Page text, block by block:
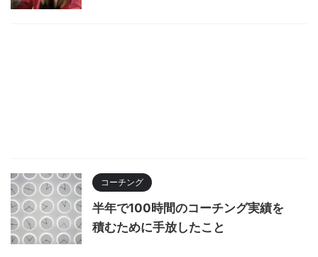
コーチング
半年で100時間のコーチング実績を
積むために手放したこと